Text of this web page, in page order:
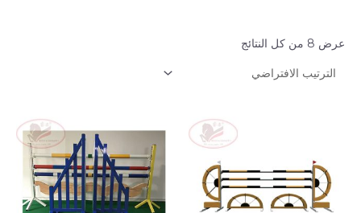
عرض ⁦8⁩ من كل النتائج